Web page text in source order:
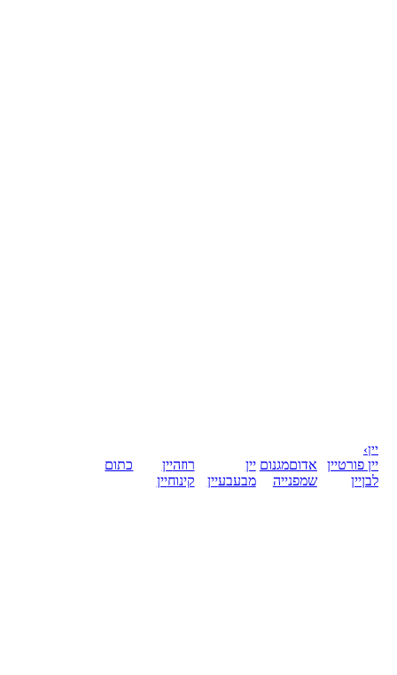
יין›
יין פורטיין
לבןיין
אדוםמגנום
שמפנייה
יין
מבעבעיין
רוזהיין
קינוחיין
כתום